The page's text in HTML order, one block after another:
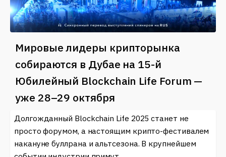
Мировые лидеры крипторынка
собираются в Дубае на 15-й
Юбилейный Blockchain Life Forum —
уже 28–29 октября
Долгожданный Blockchain Life 2025 станет не
просто форумом, а настоящим крипто-фестивалем
накануне буллрана и альтсезона. В крупнейшем